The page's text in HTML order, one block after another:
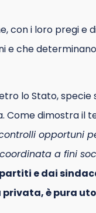
con i loro pregi e
e che
lo Stato,
Come dimostra il
opportuni
a fini
e dai
è pura